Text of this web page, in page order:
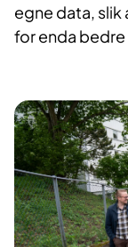
egne data, slik
for enda